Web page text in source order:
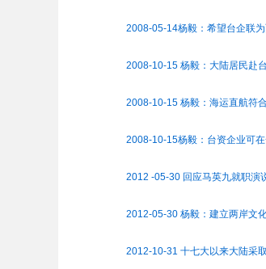
2008-05-14杨毅：希望台企联
2008-10-15 杨毅：大陆居民赴
2008-10-15 杨毅：海运直航符
2008-10-15杨毅：台资企业可
2012 -05-30 回应马英九就职演
2012-05-30 杨毅：建立两岸文
2012-10-31 十七大以来大陆采